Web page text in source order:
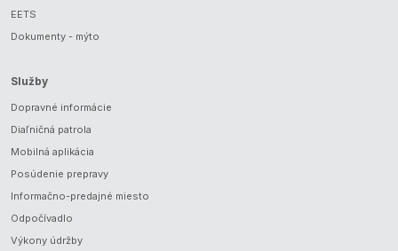
EETS
Dokumenty - mýto
Služby
Dopravné informácie
Diaľničná patrola
Mobilná aplikácia
Posúdenie prepravy
Informačno-predajné miesto
Odpočívadlo
Výkony údržby